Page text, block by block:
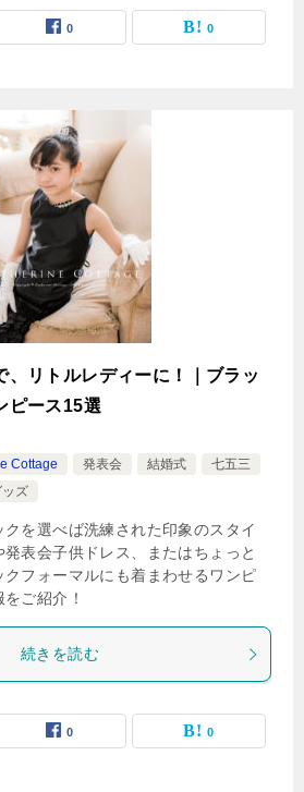
0 0
、リトルレディーに！｜ブラッ
ピース15選
Cottage 発表会 結婚式
七五三
ズ
を選べば洗練された印象のスタイ
表会子供ドレス、またはちょっと
クフォーマルにも着まわせるワンピ
ご紹介！
続きを読む
0 0